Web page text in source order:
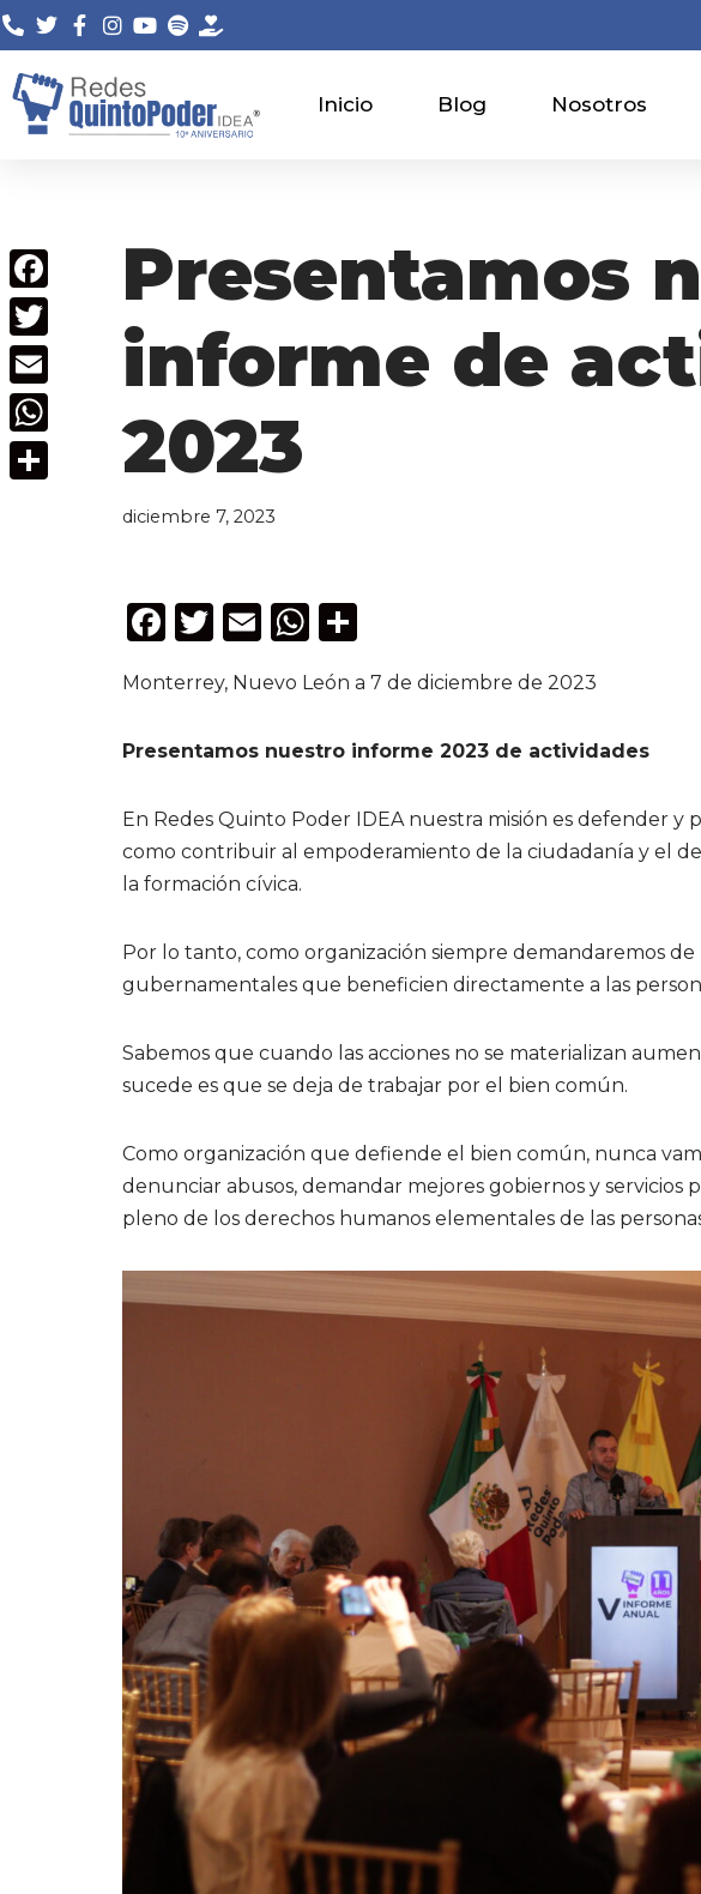
al
contenido
Inicio Blog Nosotros
Presentamos
informe de
2023
diciembre 7, 2023
F
c
e
o
o
k
T
it
te
E
ai
l
W
a
ts
p
p
m
p
ti
r
Monterrey, Nuevo León a 7 de diciembre de 2023
Presentamos nuestro informe 2023 de actividades
En Redes Quinto Poder IDEA nuestra misión es defender y
como contribuir al empoderamiento de la ciudadanía y el
la formación cívica.
Por lo tanto, como organización siempre demandaremos de
gubernamentales que beneficien directamente a las
Sabemos que cuando las acciones no se materializan
sucede es que se deja de trabajar por el bien común.
Como organización que defiende el bien común, nunca
denunciar abusos, demandar mejores gobiernos y servicios
pleno de los derechos humanos elementales de las
Facebook
Twitter
Email
WhatsApp